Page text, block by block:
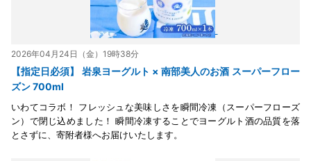
2026年04月24日（金）19時38分
【指定日必須】 岩泉ヨーグルト × 南部美人のお酒 スーパーフロー
ズン 700ml
いわてコラボ！ フレッシュな美味しさを瞬間冷凍（スーパーフローズ
ン）で閉じ込めました！ 瞬間冷凍することでヨーグルト酒の品質を落
とさずに、寄附者様へお届けいたします。